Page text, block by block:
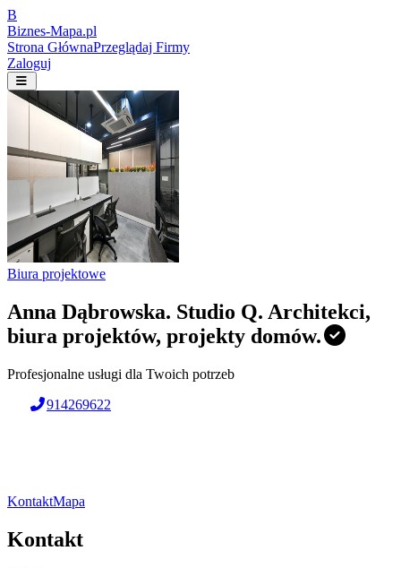
B
Biznes-Mapa.pl
Strona GłównaPrzeglądaj Firmy
Zaloguj
Biura projektowe
Anna Dąbrowska. Studio Q. Architekci,
biura projektów, projekty domów.
Profesjonalne usługi dla Twoich potrzeb
914269622
KontaktMapa
Kontakt